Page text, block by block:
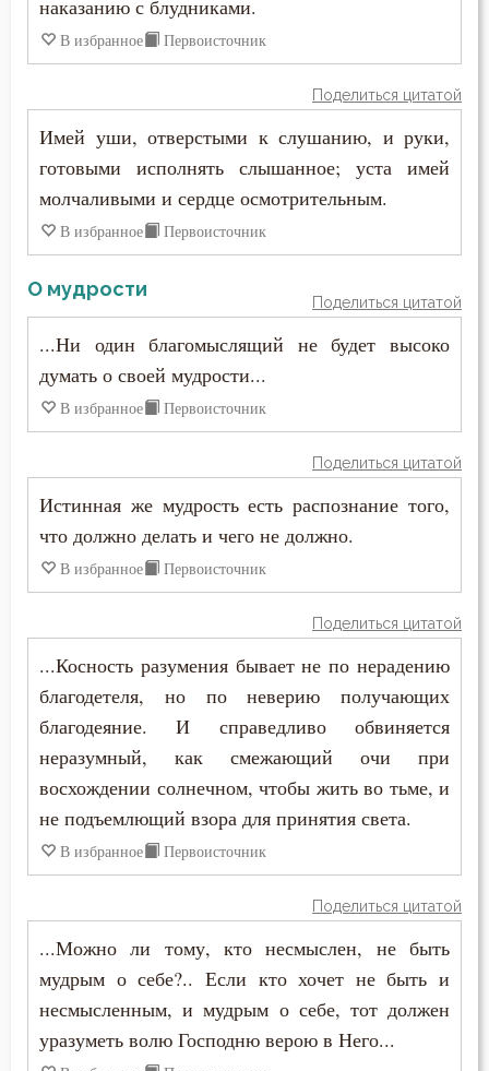
Сердце
Сквернословие
Скромность
Слава
Славолюбие
Сластолюбие
Слезы
Служение Богу
Смертная память
Смерть
Смех
Смирение
Смысл жизни
Снисхождение
Соблазн
Совершенство
Сокрушение
Сотворение мира
Спасение
наказанию с блудниками.
В избранное Первоисточник
Поделиться цитатой
Имей уши, отверстыми к слушанию, и руки,
готовыми исполнять слышанное; уста имей
молчаливыми и сердце осмотрительным.
В избранное Первоисточник
О мудрости
Поделиться цитатой
...Ни один благомыслящий не будет высоко
думать о своей мудрости...
В избранное Первоисточник
Поделиться цитатой
Истинная же мудрость есть распознание того,
что должно делать и чего не должно.
В избранное Первоисточник
Поделиться цитатой
...Косность разумения бывает не по нерадению
благодетеля, но по неверию получающих
благодеяние. И справедливо обвиняется
неразумный, как смежающий очи при
восхождении солнечном, чтобы жить во тьме, и
не подъемлющий взора для принятия света.
В избранное Первоисточник
Поделиться цитатой
...Можно ли тому, кто несмыслен, не быть
мудрым о себе?.. Если кто хочет не быть и
несмысленным, и мудрым о себе, тот должен
уразуметь волю Господню верою в Него...